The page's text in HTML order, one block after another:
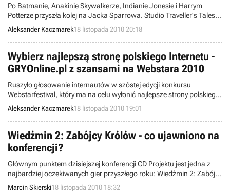
Po Batmanie, Anakinie Skywalkerze, Indianie Jonesie i Harrym
Potterze przyszła kolej na Jacka Sparrowa. Studio Traveller's Tales
pracuje nad „klockową” wersją Piratów z Karaibów. Gra LEGO
Pirates of the Caribbean ukaże się wiosną przyszłego roku i
fabularnie powiązana będzie z czwartą częścią filmowej
superprodukcji.
Aleksander Kaczmarek18 listopada 2010 20:18
Wybierz najlepszą stronę polskiego Internetu -
GRYOnline.pl z szansami na Webstara 2010
Ruszyło głosowanie internautów w szóstej edycji konkursu
Webstarfestival, który ma na celu wyłonić najlepsze strony polskiego
Internetu. Miło nam poinformować, że serwis GRYOnline.pl
pomyślnie przeszedł etap preselekcji i znalazł się wśród pięciu witryn
rywalizujących o Webstara w kategorii „Rozrywka”. Teraz wszystko
w Waszych rękach!
Aleksander Kaczmarek18 listopada 2010 19:01
Wiedźmin 2: Zabójcy Królów - co ujawniono na
konferencji?
Głównym punktem dzisiejszej konferencji CD Projektu jest jedna z
najbardziej oczekiwanych gier przyszłego roku: Wiedźmin 2: Zabójcy
Królów. Oto co ujawnił dzisiaj CD Projekt.
Marcin Skierski18 listopada 2010 18:32